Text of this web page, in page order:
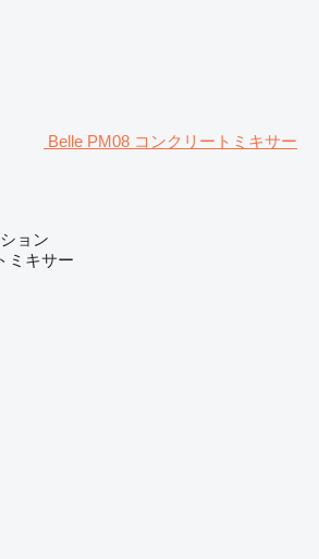
Belle PM08 コンクリートミキサー
ョン
ミキサー